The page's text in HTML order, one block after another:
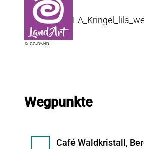
© CC-BY-ND
Wegpunkte
Café Waldkristall,